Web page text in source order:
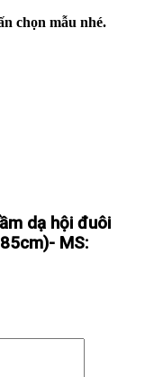
chọn mẫu nhé.
dạ hội đuôi
MS: